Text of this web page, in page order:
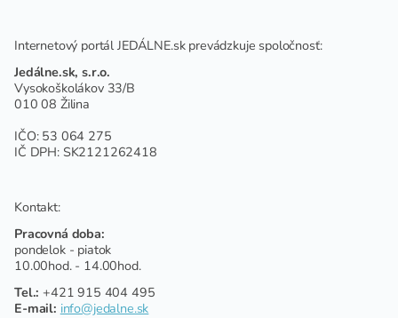
Internetový portál JEDÁLNE.sk prevádzkuje spoločnosť:
Jedálne.sk, s.r.o.
Vysokoškolákov 33/B
010 08 Žilina
IČO: 53 064 275
IČ DPH: SK2121262418
Kontakt:
Pracovná doba:
pondelok - piatok
10.00hod. - 14.00hod.
Tel.: +421 915 404 495
E-mail: info@jedalne.sk